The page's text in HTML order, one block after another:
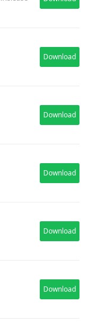
Download
Download
Download
Download
Download